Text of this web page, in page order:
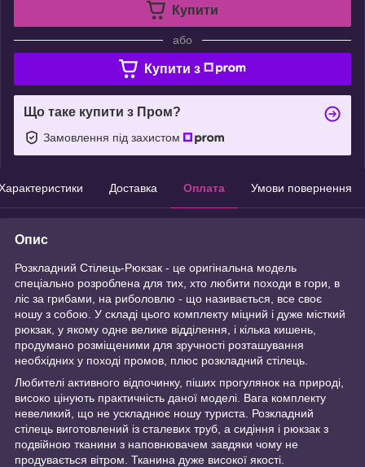
Купити
або
Купити з
Що таке купити з Пром?
Замовлення під захистом
Доставка Оплата Умови повернення
Опис
Розкладний Стілець-Рюкзак - це оригінальна модель
спеціально розроблена для тих, хто любити походи в гори, в
ліс за грибами, на риболовлю - що називається, все своє
ношу з собою. У складі цього комплекту міцний і дуже місткий
рюкзак, у якому одне велике відділення, і кілька кишень,
продумано розміщеними для зручності розташування
необхідних у поході промов, плюс розкладний стілець.
Любителі активного відпочинку, піших прогулянок на природі,
високо цінують практичність даної моделі. Вага комплекту
невеликий, що не ускладнює ношу туриста. Розкладний
стілець виготовлений із сталевих труб, а сидіння і рюкзак з
подвійною тканини з наповнювачем завдяки чому не
продувається вітром. Тканина дуже високої якості.